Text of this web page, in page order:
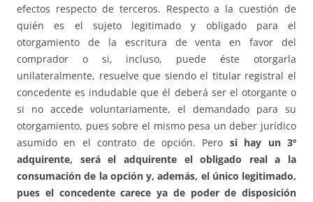
efectos respecto de terceros. Respecto a la cuestión de
quién es el sujeto legitimado y obligado para el
otorgamiento de la escritura de venta en favor del
comprador o si, incluso, puede éste otorgarla
unilateralmente, resuelve que siendo el titular registral el
concedente es indudable que él deberá ser el otorgante o
si no accede voluntariamente, el demandado para su
otorgamiento, pues sobre el mismo pesa un deber jurídico
asumido en el contrato de opción. Pero si hay un 3º
adquirente, será el adquirente el obligado real a la
consumación de la opción y, además, el único legitimado,
pues el concedente carece ya de poder de disposición